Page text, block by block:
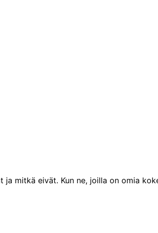
mitkä eivät. Kun ne, joilla on omia